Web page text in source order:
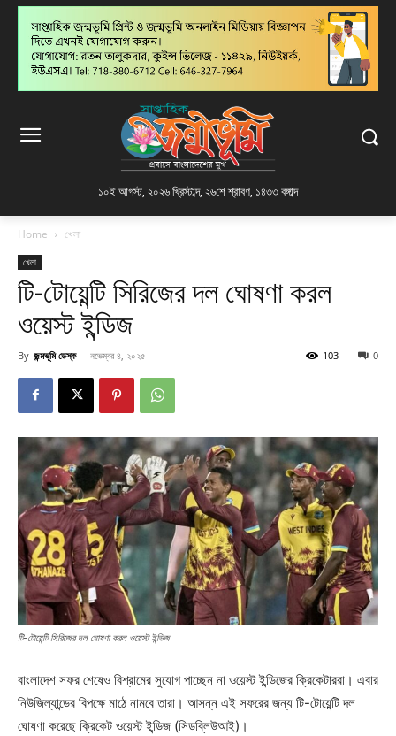
১০ই আগস্ট, ২০২৬ খ্রিস্টাব্দ, ২৬শে শ্রাবণ, ১৪৩৩ বঙ্গাব্দ
Home খেলা
খেলা
টি-টোয়েন্টি সিরিজের দল ঘোষণা করল
ওয়েস্ট ইন্ডিজ
By জন্মভূমি ডেস্ক - নভেম্বর ৪, ২০২৫ 0
103
টি-টোয়েন্টি সিরিজের দল ঘোষণা করল ওয়েস্ট ইন্ডিজ
বাংলাদেশ সফর শেষেও বিশ্রামের সুযোগ পাচ্ছেন না ওয়েস্ট ইন্ডিজের ক্রিকেটাররা। এবার
নিউজিল্যান্ডের বিপক্ষে মাঠে নামবে তারা। আসন্ন এই সফরের জন্য টি-টোয়েন্টি দল
ঘোষণা করেছে ক্রিকেট ওয়েস্ট ইন্ডিজ (সিডব্লিউআই)।